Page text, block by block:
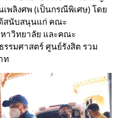
พลิงศพ (เป็นกรณีพิเศษ) โดย
สนับสนุนแก่ คณะ
าวิทยาลัย และคณะ
รมศาสตร์ ศูนย์รังสิต รวม
ท